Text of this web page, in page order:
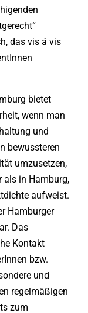
das vis á vis
bietet
wenn man
und
bewussteren
umzusetzen,
als in Hamburg,
aufweist.
Hamburger
Das
Kontakt
bzw.
und
regelmäßigen
zum